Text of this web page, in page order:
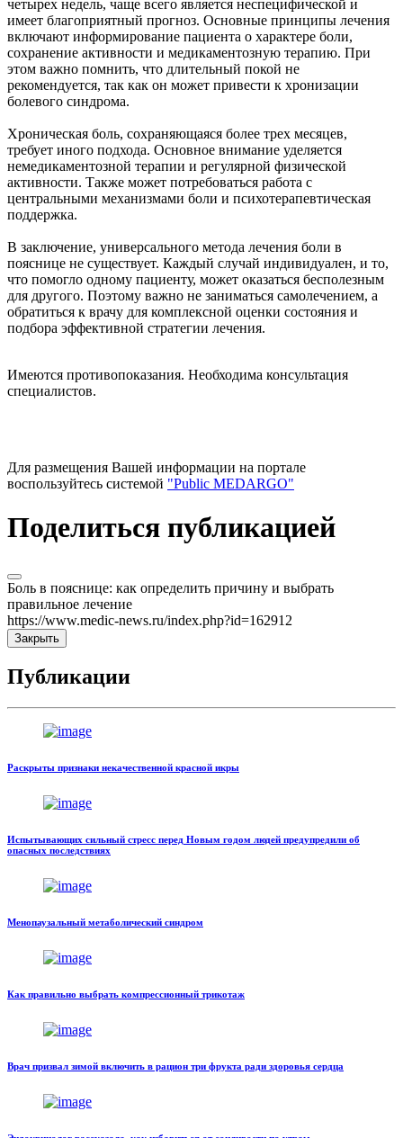
четырех недель, чаще всего является неспецифической и
имеет благоприятный прогноз. Основные принципы лечения
включают информирование пациента о характере боли,
сохранение активности и медикаментозную терапию. При
этом важно помнить, что длительный покой не
рекомендуется, так как он может привести к хронизации
болевого синдрома.
Хроническая боль, сохраняющаяся более трех месяцев,
требует иного подхода. Основное внимание уделяется
немедикаментозной терапии и регулярной физической
активности. Также может потребоваться работа с
центральными механизмами боли и психотерапевтическая
поддержка.
В заключение, универсального метода лечения боли в
пояснице не существует. Каждый случай индивидуален, и то,
что помогло одному пациенту, может оказаться бесполезным
для другого. Поэтому важно не заниматься самолечением, а
обратиться к врачу для комплексной оценки состояния и
подбора эффективной стратегии лечения.
Имеются противопоказания. Необходима консультация
специалистов.
Для размещения Вашей информации на портале
воспользуйтесь системой "Public MEDARGO"
Поделиться публикацией
Боль в пояснице: как определить причину и выбрать
правильное лечение
https://www.medic-news.ru/index.php?id=162912
Закрыть
Публикации
Раскрыты признаки некачественной красной икры
Испытывающих сильный стресс перед Новым годом людей предупредили об
опасных последствиях
Менопаузальный метаболический синдром
Как правильно выбрать компрессионный трикотаж
Врач призвал зимой включить в рацион три фрукта ради здоровья сердца